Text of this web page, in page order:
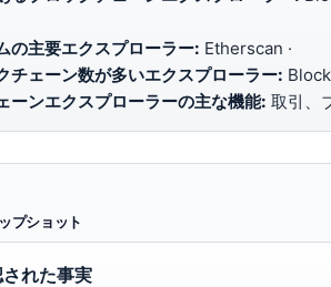
の主要エクスプローラー: Etherscan ·
チェーン数が多いエクスプローラー:
ーンエクスプローラーの主な機能: 取引、
プショット
れた事実